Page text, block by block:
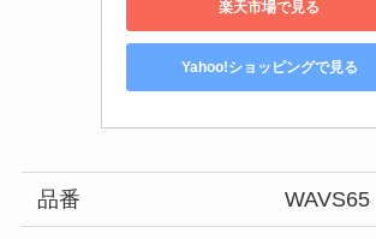
楽天市場で見る
Yahoo!ショッピングで見る
品番 WAVS65